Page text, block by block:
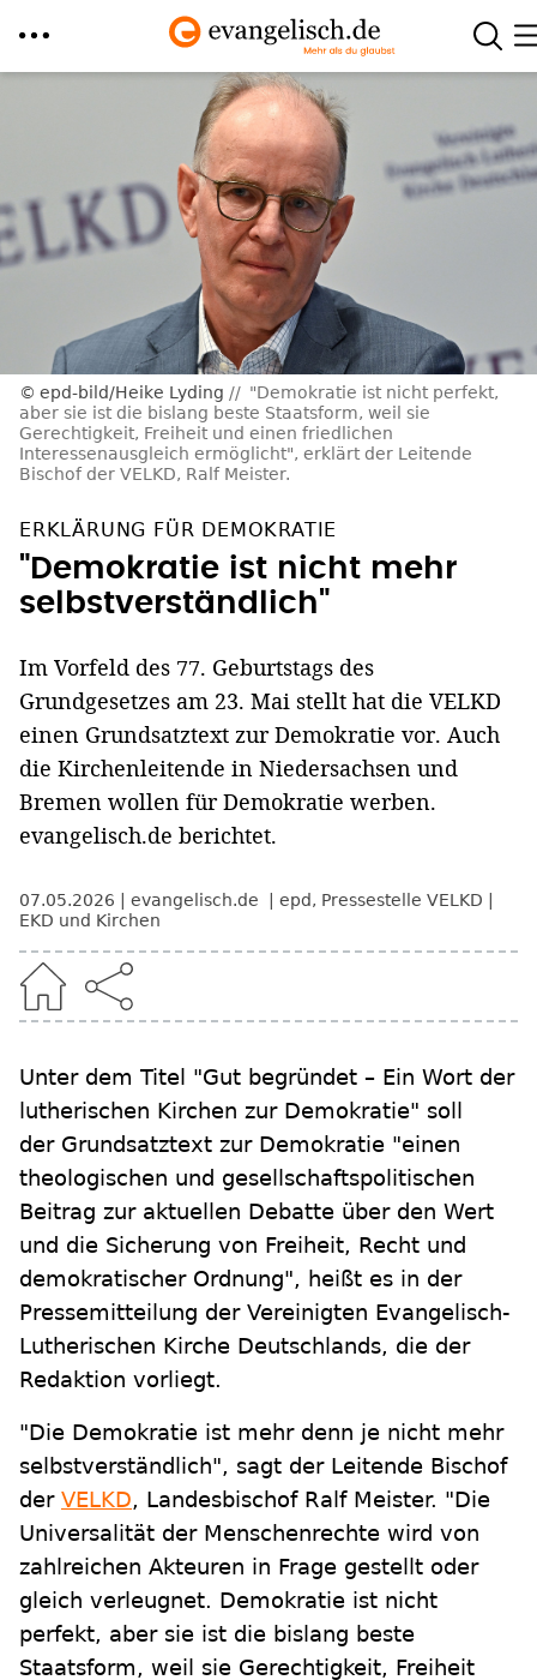
epd-bild/Heike Lyding
"Demokratie ist nicht perfekt,
aber sie ist die bislang beste Staatsform, weil sie
Gerechtigkeit, Freiheit und einen friedlichen
Interessenausgleich ermöglicht", erklärt der Leitende
Bischof der VELKD, Ralf Meister.
ERKLÄRUNG FÜR DEMOKRATIE
"Demokratie ist nicht mehr
selbstverständlich"
Im Vorfeld des 77. Geburtstags des
Grundgesetzes am 23. Mai stellt hat die VELKD
einen Grundsatztext zur Demokratie vor. Auch
die Kirchenleitende in Niedersachsen und
Bremen wollen für Demokratie werben.
evangelisch.de berichtet.
07.05.2026 evangelisch.de epd, Pressestelle VELKD
EKD und Kirchen
Unter dem Titel "Gut begründet – Ein Wort der
lutherischen Kirchen zur Demokratie" soll
der Grundsatztext zur Demokratie "einen
theologischen und gesellschaftspolitischen
Beitrag zur aktuellen Debatte über den Wert
und die Sicherung von Freiheit, Recht und
demokratischer Ordnung", heißt es in der
Pressemitteilung der Vereinigten Evangelisch-
Lutherischen Kirche Deutschlands, die der
Redaktion vorliegt.
"Die Demokratie ist mehr denn je nicht mehr
selbstverständlich", sagt der Leitende Bischof
der VELKD, Landesbischof Ralf Meister. "Die
Universalität der Menschenrechte wird von
zahlreichen Akteuren in Frage gestellt oder
gleich verleugnet. Demokratie ist nicht
perfekt, aber sie ist die bislang beste
Staatsform, weil sie Gerechtigkeit, Freiheit